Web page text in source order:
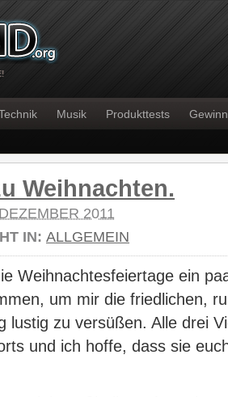
Musik Produkttests
Weihnachten.
2011
IN: ALLGEMEIN
Weihnachtesfeiertage ein
um mir die friedlichen,
lustig zu versüßen. Alle drei
und ich hoffe, dass sie